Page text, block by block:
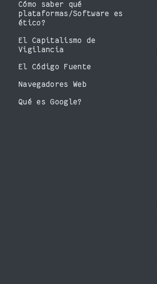
Cómo saber qué
plataformas/Software es
ético?
El Capitalismo de
Vigilancia
El Código Fuente
Navegadores Web
Qué es Google?